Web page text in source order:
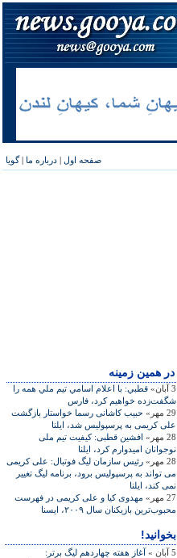
صفحه اول | درباره ما |گویا
در همين زمينه
3 آبان»
قطبي: با اعلام اسامي تيم ‌ملي همه را
شگفت‌زده خواهيم كرد، فارس
29 مهر»
حبیب کاشانی رسما خواستار بازگشت
علی کريمی به پرسپوليس شد، ايلنا
28 مهر»
افشين قطبی: کيفيت تيم ملی
نوجوانان اميدوارم کرد، ايلنا
28 مهر»
رئيس سازمان ليگ فوتبال: علی کريمی
می تواند به پرسپوليس برود، برنامه ليگ تغيير
نمی کند، ايلنا
27 مهر»
مهدوی کيا و علی کريمی در فهرست
محبوب‌ترين بازيکنان سال ۲۰۰۹، ايسنا
بخوانید!
5 آبان »
آغاز هفته چهاردهم ليگ برتر: